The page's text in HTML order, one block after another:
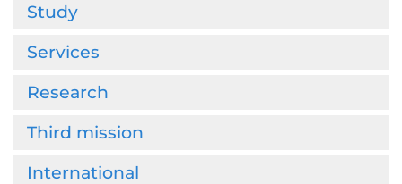
Study
Services
Research
Third mission
International